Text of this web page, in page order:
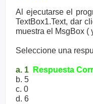
Al ejecutarse el
TextBox1.Text, dar
muestra el MsgBox (
Seleccione una
a. 1
Respuesta
b. 5
c. 0
d. 6